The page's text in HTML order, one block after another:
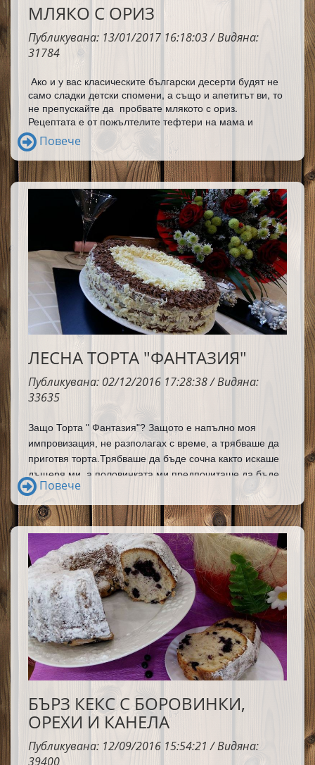
МЛЯКО С ОРИЗ
Публикувана: 13/01/2017 16:18:03 / Видяна:
31784
Ако и у вас класическите български десерти будят не
само сладки детски спомени, а също и апетитът ви, то
не препускайте да пробвате млякото с ориз.
Рецептата е от пожълтелите тефтери на мама и
повярвайте ми ако следвате точно всяка стъпка, то
накрая ще се насладите на един страхотен десерт.
Повече
ЛЕСНА ТОРТА "ФАНТАЗИЯ"
Публикувана: 02/12/2016 17:28:38 / Видяна:
33635
Защо Торта " Фантазия"? Защото е напълно моя
импровизация, не разполагах с време, а трябваше да
приготвя торта.Трябваше да бъде сочна както искаше
дъщеря ми, а половинката ми предпочиташе да бъде
съчетана със вкуса на шоколад, който обожаваме
всички вкъщи. Развихрих своята фантазия и се получи
страхотно вкусна и сочна торта. Абсолютно подходяща
за хора, които нямат много свободно време, а с вкуса
определено ще оберете овациите.
Повече
БЪРЗ КЕКС С БОРОВИНКИ,
ОРЕХИ И КАНЕЛА
Публикувана: 12/09/2016 15:54:21 / Видяна:
39400